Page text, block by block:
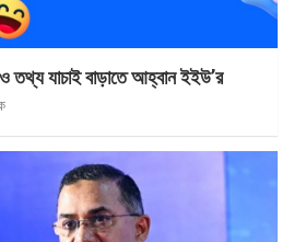
তথ্য যাচাই বাড়াতে আহ্বান ইইউ’র